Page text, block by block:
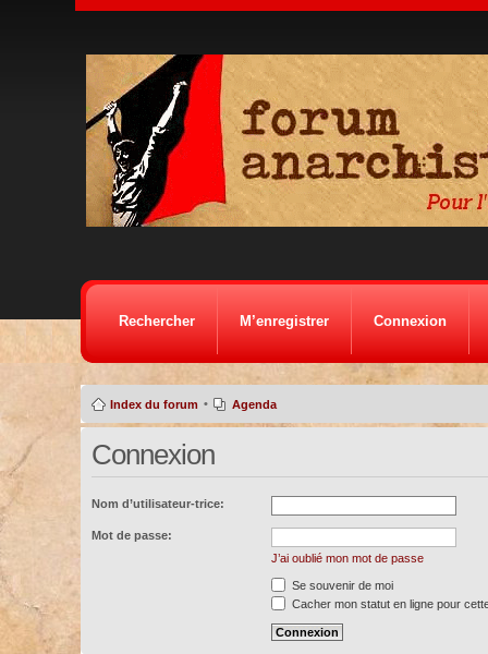
Rechercher M’enregistrer Connexion
Index du forum • Agenda
Connexion
Nom d’utilisateur-trice:
Mot de passe:
J’ai oublié mon mot de passe
Se souvenir de moi
Cacher mon statut en ligne pour